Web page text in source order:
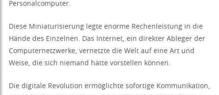
Personalcomputer.
Diese Miniaturisierung legte enorme Rechenleistung in die
Hände des Einzelnen. Das Internet, ein direkter Ableger der
Computernetzwerke, vernetzte die Welt auf eine Art und
Weise, die sich niemand hätte vorstellen können.
Die digitale Revolution ermöglichte sofortige Kommunikation,